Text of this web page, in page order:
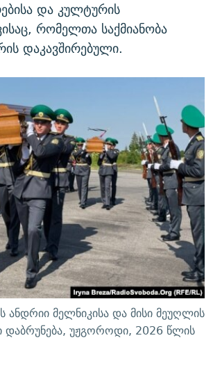
და კულტურის
რომელთა საქმიანობა
დაკავშირებული.
მელნიკისა და მისი მეუღლის
დაბრუნება, უჟგოროდი, 2026 წლის